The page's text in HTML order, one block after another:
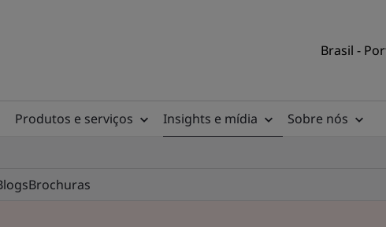
Brasil -
Produtos e serviços Insights e mídia
Sobre nós
Brochuras